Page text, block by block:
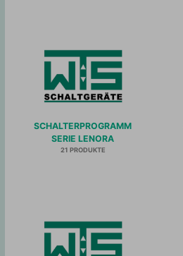
SCHALTERPROGRAMM
SERIE LENORA
21 PRODUKTE